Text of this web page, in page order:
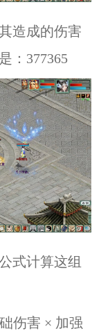
造成的伤害
：377365
式计算这组
伤害 × 加强